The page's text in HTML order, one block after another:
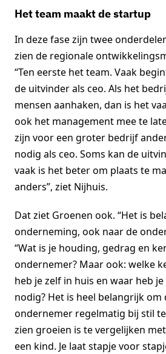
Het team maakt de startup
In deze fase zijn twee
zien de regionale
“Ten eerste het team. Vaak
de uitvinder als ceo. Als het
mensen aanhaken, dan is het
ook het management mee te
zijn voor een groter bedrijf
nodig als ceo. Soms kan de
vaak is het beter om plaats te
anders”, ziet Nijhuis.
Dat ziet Groenen ook. “Het is
onderneming, ook naar de
“Wat is je houding, gedrag en
ondernemer? Maar ook: welke
heb je zelf in huis en waar heb
nodig? Het is heel belangrijk
ondernemer regelmatig bij stil
zien groeien is te vergelijken
een kind. Je laat stapje voor